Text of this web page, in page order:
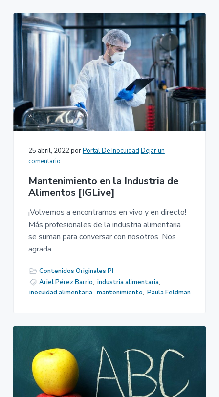
25 abril, 2022porPortal De Inocuidad Dejar un
comentario
Mantenimiento en la Industria de
Alimentos [IGLive]
¡Volvemos a encontrarnos en vivo y en directo!
Más profesionales de la industria alimentaria
se suman para conversar con nosotros. Nos
agrada
Contenidos Originales PI
Ariel Pérez Barrio, industria alimentaria,
inocuidad alimentaria, mantenimiento, Paula Feldman